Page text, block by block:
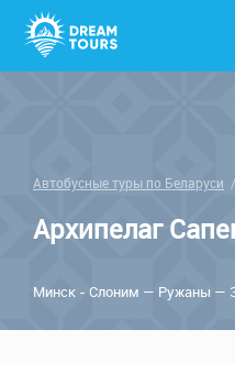
Автобусные туры по Беларуси /
Архипелаг
Минск - Сло­ним — Ру­жа­ны —